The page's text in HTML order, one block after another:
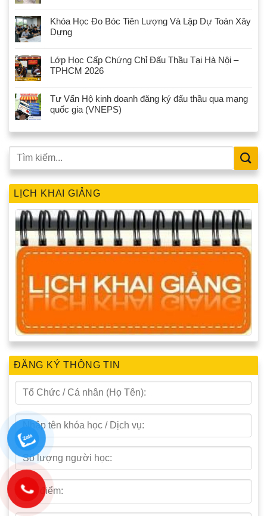
Khóa Học Đo Bóc Tiên Lượng Và Lập Dự Toán Xây
Dựng
Lớp Học Cấp Chứng Chỉ Đấu Thầu Tại Hà Nội –
TPHCM 2026
Tư Vấn Hộ kinh doanh đăng ký đấu thầu qua mạng
quốc gia (VNEPS)
LỊCH KHAI GIẢNG
ĐĂNG KÝ THÔNG TIN